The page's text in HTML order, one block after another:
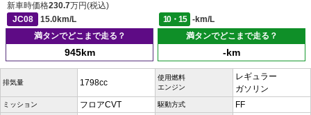
新車時価格230.7万円(税込)
JC08
15.0km/L 10・15
-km/L
満タンでどこまで走る？
945km
満タンでどこまで走る？
-km
排気量 1798cc
使用燃料
エンジン
レギュラー
ガソリン
ミッション フロアCVT 駆動方式 FF